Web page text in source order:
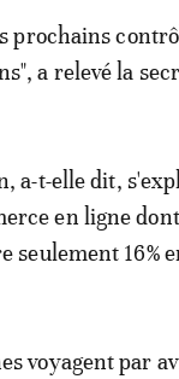
prochains
a relevé la
a-t-elle dit,
en ligne
seulement 16%
voyagent par